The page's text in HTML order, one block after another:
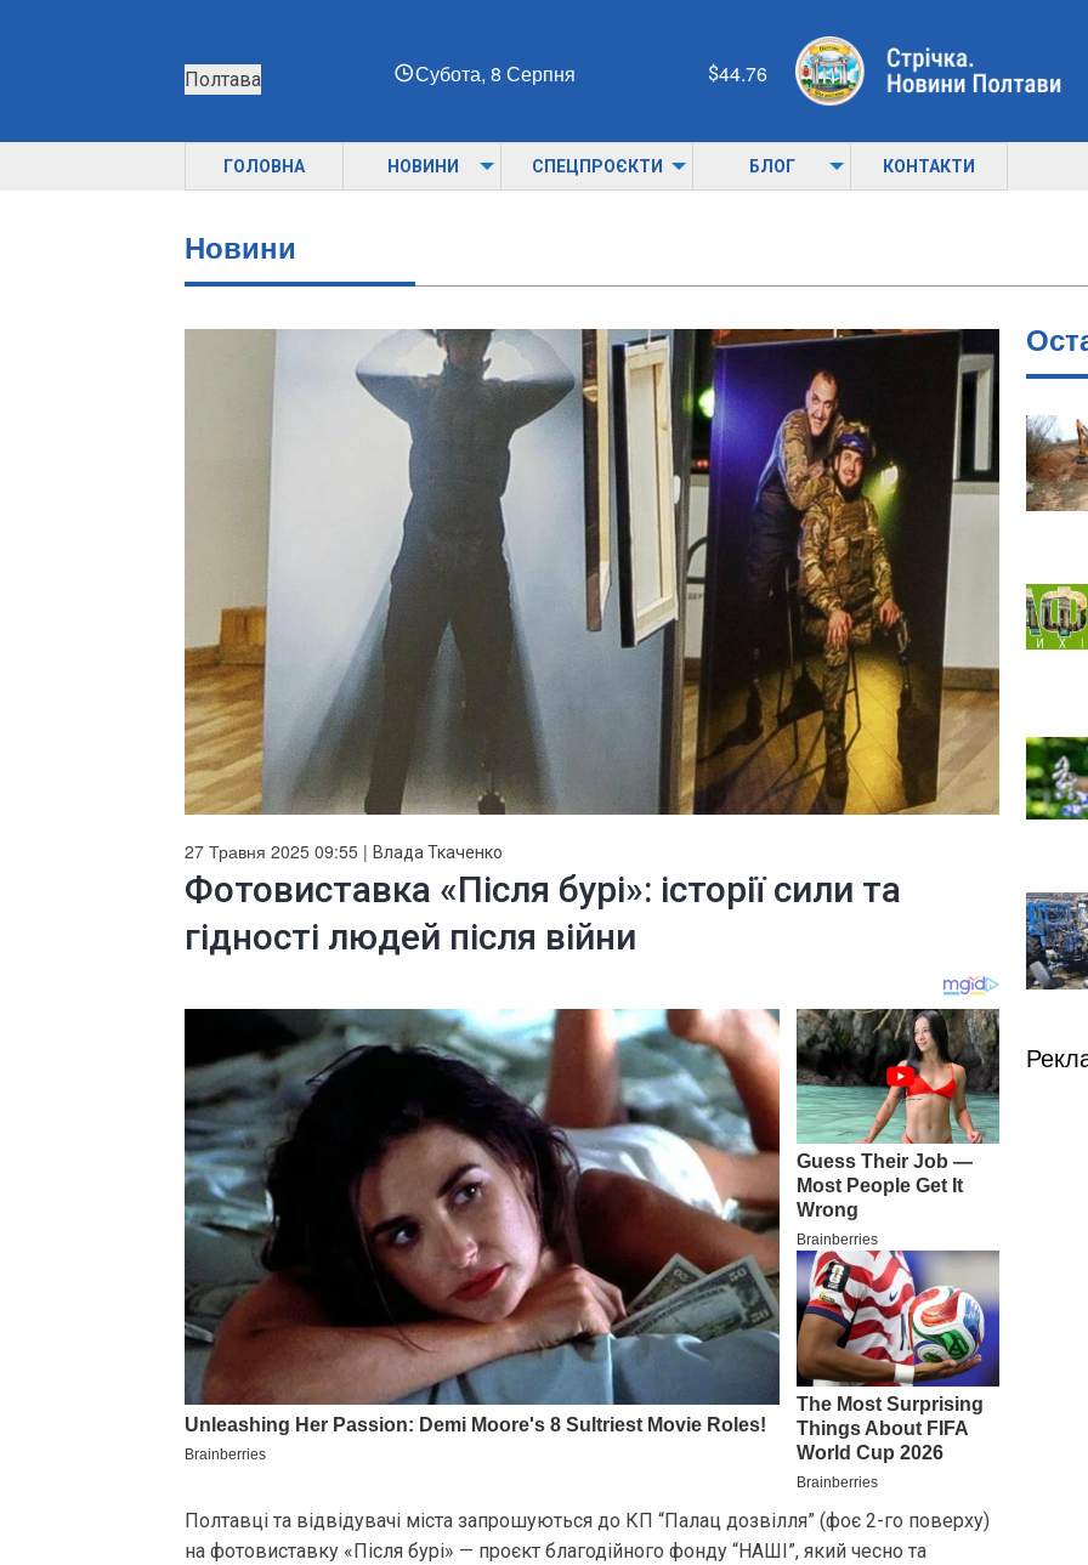
Полтава Субота, 8 Серпня 44.76
ГОЛОВНА НОВИНИ СПЕЦПРОЄКТИ БЛОГ КОНТАКТИ
Новини
27 Травня 2025 09:55 | Влада Ткаченко
Фотовиставка «Після бурі»: історії сили та
гідності людей після війни
Полтавці та відвідувачі міста запрошуються до КП “Палац дозвілля” (фоє 2-го поверху)
на фотовиставку «Після бурі» — проєкт благодійного фонду “НАШІ”, який чесно та